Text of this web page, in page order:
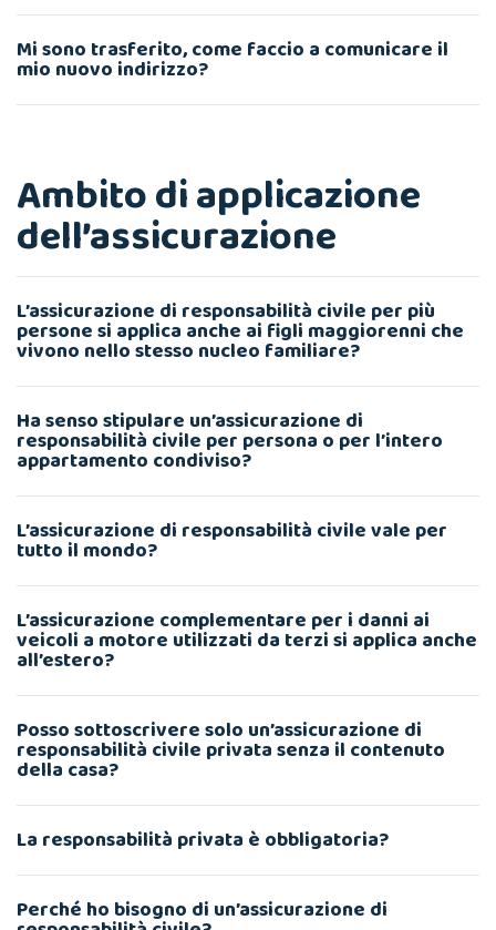
Mi sono trasferito, come faccio a comunicare il
mio nuovo indirizzo?
Ambito di applicazione
dell’assicurazione
L’assicurazione di responsabilità civile per più
persone si applica anche ai figli maggiorenni che
vivono nello stesso nucleo familiare?
Ha senso stipulare un’assicurazione di
responsabilità civile per persona o per l’intero
appartamento condiviso?
L’assicurazione di responsabilità civile vale per
tutto il mondo?
L’assicurazione complementare per i danni ai
veicoli a motore utilizzati da terzi si applica anche
all’estero?
Posso sottoscrivere solo un’assicurazione di
responsabilità civile privata senza il contenuto
della casa?
La responsabilità privata è obbligatoria?
Perché ho bisogno di un’assicurazione di